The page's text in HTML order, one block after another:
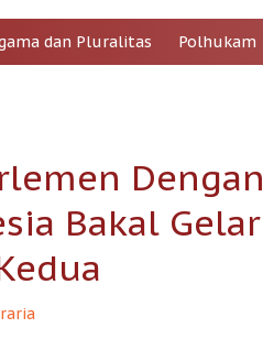
dan Pluralitas Polhukam
Dengan
Bakal Gelar